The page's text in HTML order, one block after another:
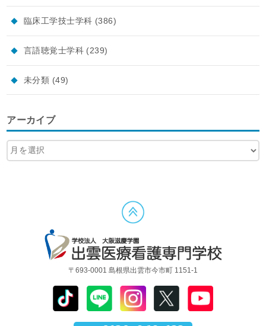
臨床工学技士学科 (386)
言語聴覚士学科 (239)
未分類 (49)
アーカイブ
〒693-0001 島根県出雲市今市町 1151-1